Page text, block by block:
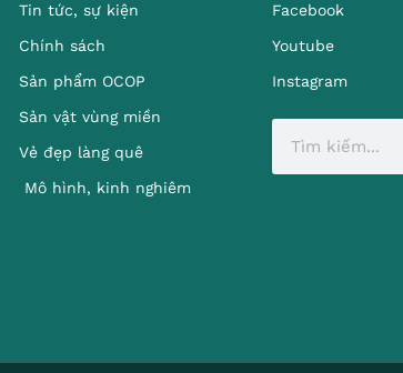
Tin tức, sự kiện
Chính sách
Sản phẩm OCOP
Sản vật vùng miền
Vẻ đẹp làng quê
Mô hình, kinh nghiêm
Facebook
Youtube
Instagram